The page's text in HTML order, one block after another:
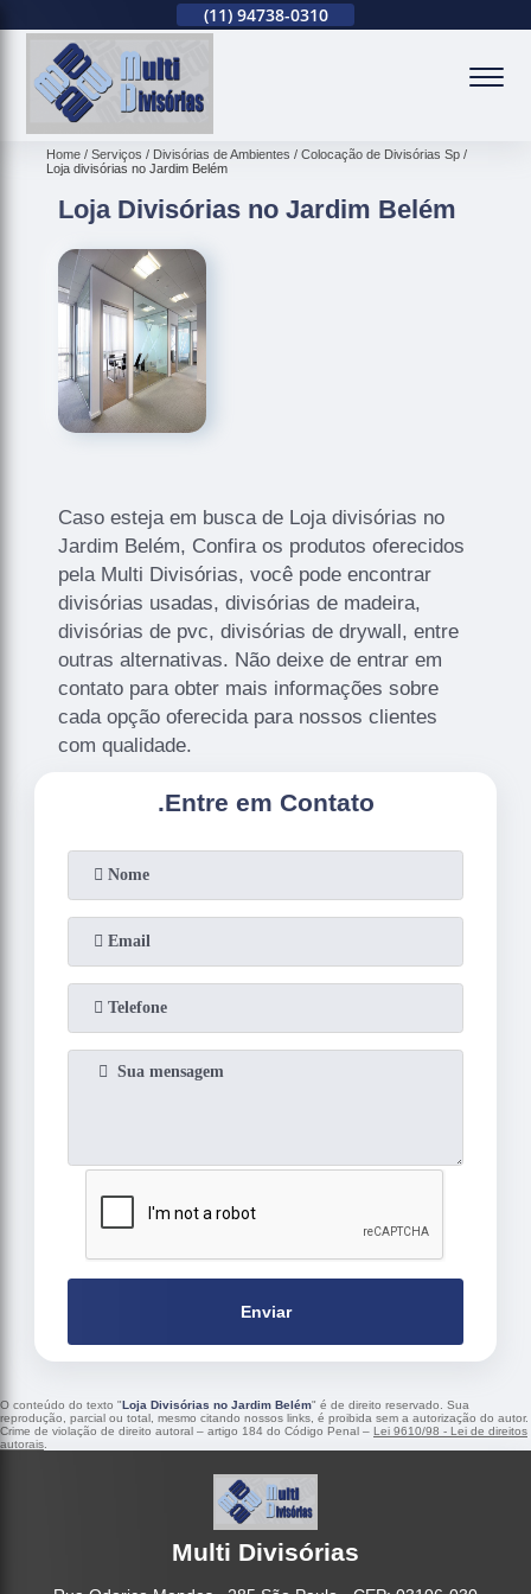
(11) 94738-0310
Home Serviços Divisórias de Ambientes
Colocação de Divisórias Sp
Loja divisórias no Jardim Belém
Loja Divisórias no Jardim Belém
Caso esteja em busca de Loja divisórias no
Jardim Belém, Confira os produtos oferecidos
pela Multi Divisórias, você pode encontrar
divisórias usadas, divisórias de madeira,
divisórias de pvc, divisórias de drywall, entre
outras alternativas. Não deixe de entrar em
contato para obter mais informações sobre
cada opção oferecida para nossos clientes
com qualidade.
.Entre em Contato
Enviar
O conteúdo do texto "Loja Divisórias no Jardim Belém" é de direito reservado. Sua
reprodução, parcial ou total, mesmo citando nossos links, é proibida sem a autorização do autor.
Crime de violação de direito autoral – artigo 184 do Código Penal – Lei 9610/98 - Lei de direitos
autorais
Multi Divisórias